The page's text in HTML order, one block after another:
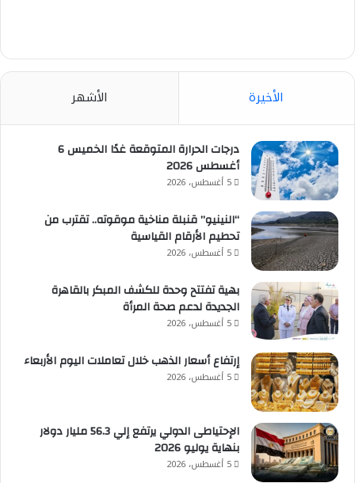
الأخيرة الأشهر
درجات الحرارة المتوقعة غدًا الخميس 6
أغسطس 2026
5 أغسطس، 2026
“النينيو” قنبلة مناخية موقوته.. تقترب من
تحطيم الأرقام القياسية
5 أغسطس، 2026
بهية تفتتح وحدة للكشف المبكر بالقاهرة
الجديدة لدعم صحة المرأة
5 أغسطس، 2026
إرتفاع أسعار الذهب خلال تعاملات اليوم الأربعاء
5 أغسطس، 2026
الإحتياطى الدولي يرتفع إلي 56.3 مليار دولار
بنهاية يوليو 2026
5 أغسطس، 2026